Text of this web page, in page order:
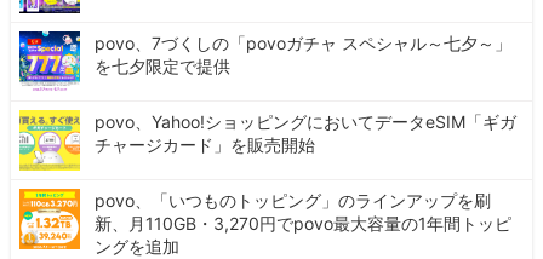
povo、7づくしの「povoガチャ スペシャル～七夕～」
を七夕限定で提供
povo、Yahoo!ショッピングにおいてデータeSIM「ギガ
チャージカード」を販売開始
povo、「いつものトッピング」のラインアップを刷
新、月110GB・3,270円でpovo最大容量の1年間トッピ
ングを追加